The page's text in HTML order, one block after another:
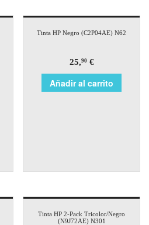
Tinta HP Negro (C2P04AE) N62
25,90€
Añadir al carrito
Tinta HP 2-Pack Tricolor/Negro
(N9J72AE) N301